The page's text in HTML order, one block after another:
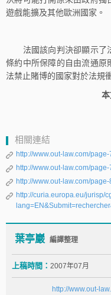
遊戲能擴及其他歐洲國家。
法國該向判決卻顯示了
條約中所保障的自由流通原
法禁止賭博的國家對於法規
相關連結
http://www.out-law.com/
http://www.out-law.com/
http://www.out-law.com/
http://curia.europa.eu/jurisp/
葉亭巖 編譯整理
上稿時間： 2007年07月
http://www.out-